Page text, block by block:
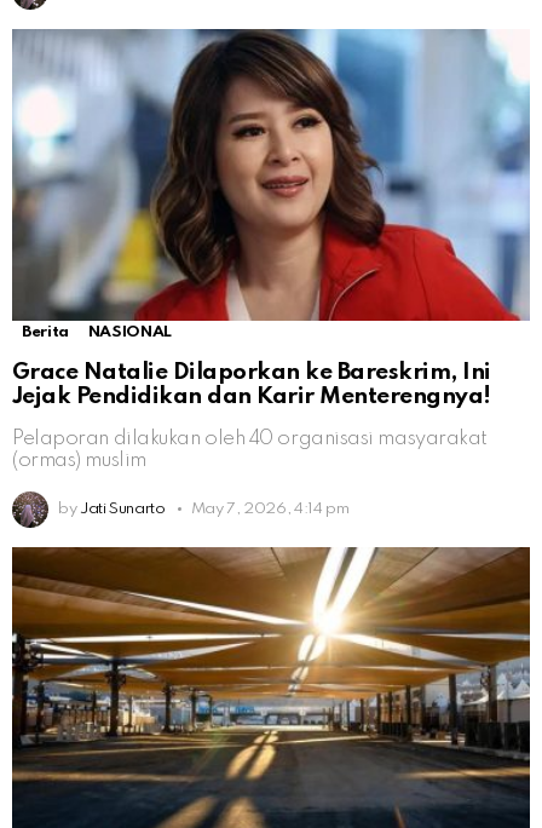
Berita NASIONAL
Grace Natalie Dilaporkan ke Bareskrim, Ini
Jejak Pendidikan dan Karir Menterengnya!
Pelaporan dilakukan oleh 40 organisasi masyarakat
(ormas) muslim
by Jati Sunarto May 7, 2026, 4:14 pm